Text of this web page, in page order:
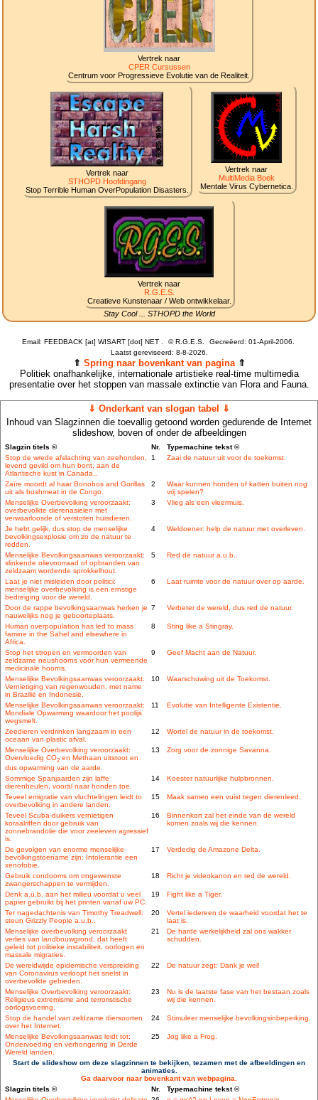
Vertrek naar
CPER Cursussen
Centrum voor Progressieve Evolutie van de Realiteit.
Vertrek naar
STHOPD Hoofdingang
Stop Terrible Human OverPopulation Disasters.
Vertrek naar
MultiMedia Boek
Mentale Virus Cybernetica.
Vertrek naar
R.G.E.S.
Creatieve Kunstenaar / Web ontwikkelaar.
Stay Cool ... STHOPD the World
Email: FEEDBACK [at] WISART [dot] NET . ©R.G.E.S.
Gecreëerd: 01-April-2006.
Laatst gereviseerd: 8-8-2026.
⇑ Spring naar bovenkant van pagina⇑
Politiek onafhankelijke, internationale artistieke real-time multimedia
presentatie over het stoppen van massale extinctie van Flora and Fauna.
⇓ Onderkant van slogan tabel ⇓
Inhoud van Slagzinnen die toevallig getoond worden gedurende de Internet
slideshow, boven of onder de afbeeldingen
Slagzin titels © Nr.
Typemachine tekst ©
Stop de wrede afslachting van zeehonden,
levend gevild om hun bont, aan de
Atlantische kust in Canada..
1 Zaai de natuur uit voor de toekomst.
Zaïre moordt al haar Bonobos and Gorillas
uit als bushmeat in de Congo.
2
Waar kunnen honden of katten buiten nog
vrij spelen?
Menselijke Overbevolking veroorzaakt:
overbevolkte dierenasielen met
verwaarloosde of verstoten huisdieren.
3 Vlieg als een vleermuis.
Je hebt gelijk, dus stop de menselijke
bevolkingsexplosie om zo de natuur te
redden.
4 Weldoener: help de natuur met overleven.
Menselijke Bevolkingsaanwas veroorzaakt:
slinkende olievoorraad of opbranden van
zeldzaam wordende sprokkelhout.
5 Red de natuur a.u.b..
Laat je niet misleiden door politici:
menselijke overbevolking is een ernstige
bedreiging voor de wereld.
6 Laat ruimte voor de natuur over op aarde.
Door de rappe bevolkingsaanwas herken je
nauwelijks nog je geboorteplaats.
7 Verbeter de wereld, dus red de natuur.
Human overpopulation has led to mass
famine in the Sahel and elsewhere in
Africa.
8 Sting like a Stingray.
Stop het stropen en vermoorden van
zeldzame neushoorns voor hun vermeende
medicinale hoorns.
9 Geef Macht aan de Natuur.
Menselijke Bevolkingsaanwas veroorzaakt:
Vernietiging van regenwouden, met name
in Brazilië en Indonesië.
10 Waarschuwing uit de Toekomst.
Menselijke Bevolkingsaanwas veroorzaakt:
Mondiale Opwarming waardoor het poolijs
wegsmelt.
11 Evolutie van Intelligente Existentie.
Zeedieren verdrinken langzaam in een
oceaan van plastic afval.
12 Wortel de natuur in de toekomst.
Menselijke Overbevolking veroorzaakt:
Overvloedig CO2 en Methaan uitstoot en
dus opwarming van de aarde.
13 Zorg voor de zonnige Savanna.
Sommige Spanjaarden zijn laffe
dierenbeulen, vooral naar honden toe.
14 Koester natuurlijke hulpbronnen.
Teveel emigratie van vluchtelingen leidt to
overbevolking in andere landen.
15 Maak samen een vuist tegen dierenleed.
Teveel Scuba-duikers vernietigen
koraalriffen door gebruik van
zonnebrandolie die voor zeeleven agressief
is.
16
Binnenkort zal het einde van de wereld
komen zoals wij die kennen.
De gevolgen van enorme menselijke
bevolkingstoename zijn: Intolerantie een
xenofobie.
17 Verdedig de Amazone Delta.
Gebruik condooms om ongewenste
zwangerschappen te vermijden.
18 Richt je videokanon en red de wereld.
Denk a.u.b. aan het milieu voordat u veel
papier gebruikt bij het printen vanaf uw PC.
19 Fight like a Tiger.
Ter nagedachtenis van Timothy Treadwell:
steun Grizzly People a.u.b..
20
Vertel iedereen de waarheid voordat het te
laat is.
Menselijke overbevolking veroorzaakt
verlies van landbouwgrond, dat heeft
geleid tot politieke instabiliteit, oorlogen en
massale migraties.
21
De harde werkelijkheid zal ons wakker
schudden.
De wereldwijde epidemische verspreiding
van Coronavirus verloopt het snelst in
overbevolkte gebieden.
22 De natuur zegt: Dank je wel!
Menselijke Overbevolking veroorzaakt:
Religieus extremisme and terroristische
oorlogsvoering.
23
Nu is de laatste fase van het bestaan zoals
wij die kennen.
Stop de handel van zeldzame diersoorten
over het Internet.
24 Stimuleer menselijke bevolkingsinbeperking.
Menselijke Bevolkingsaanwas leidt tot:
Ondervoeding en verhongering in Derde
Wereld landen.
25 Jog like a Frog.
Start de slideshow om deze slagzinnen te bekijken, tezamen met de afbeeldingen en
animaties.
Ga daarvoor naar bovenkant van webpagina.
Slagzin titels ©
Nr.
Typemachine tekst ©